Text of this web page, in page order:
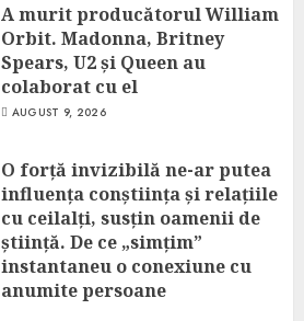
A murit producătorul William
Orbit. Madonna, Britney
Spears, U2 și Queen au
colaborat cu el
AUGUST 9, 2026
O forță invizibilă ne-ar putea
influența conștiința și relațiile
cu ceilalți, susțin oamenii de
știință. De ce „simțim”
instantaneu o conexiune cu
anumite persoane